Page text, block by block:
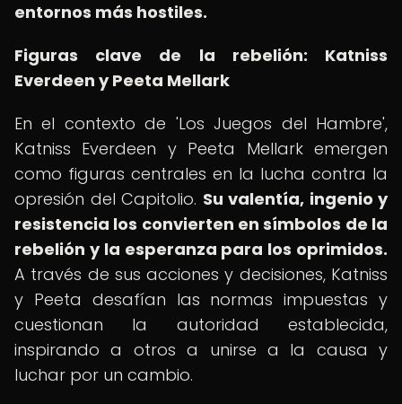
entornos más hostiles.
Figuras clave de la rebelión: Katniss
Everdeen y Peeta Mellark
En el contexto de 'Los Juegos del Hambre',
Katniss Everdeen y Peeta Mellark emergen
como figuras centrales en la lucha contra la
opresión del Capitolio. Su valentía, ingenio y
resistencia los convierten en símbolos de la
rebelión y la esperanza para los oprimidos.
A través de sus acciones y decisiones, Katniss
y Peeta desafían las normas impuestas y
cuestionan la autoridad establecida,
inspirando a otros a unirse a la causa y
luchar por un cambio.